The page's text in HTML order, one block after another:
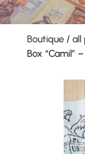
Boutique/ all
Box “Camil”